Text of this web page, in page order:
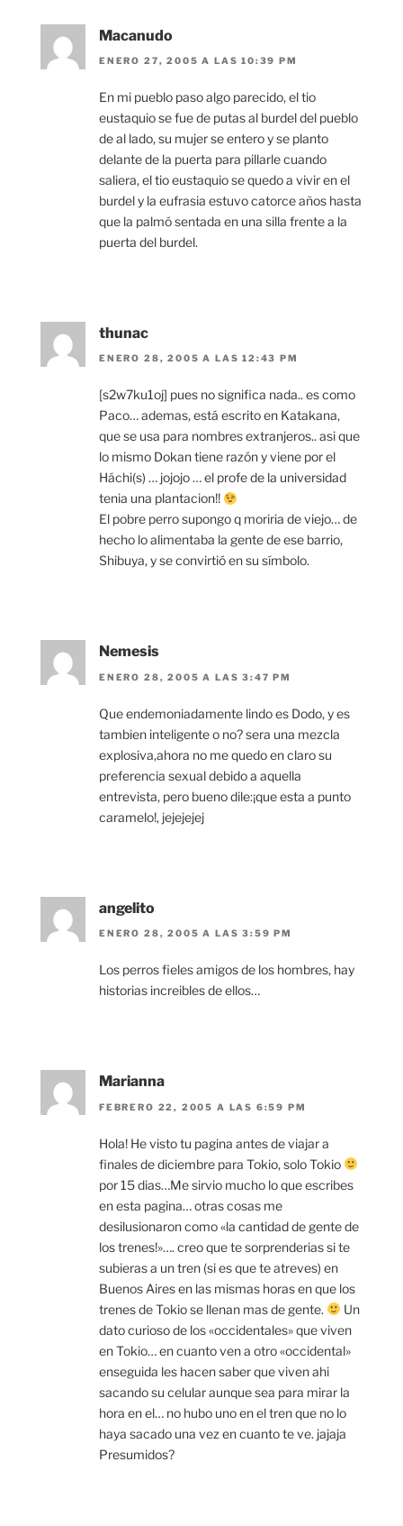
Macanudo
ENERO 27, 2005 A LAS 10:39 PM
En mi pueblo paso algo parecido, el tio
eustaquio se fue de putas al burdel del pueblo
de al lado, su mujer se entero y se planto
delante de la puerta para pillarle cuando
saliera, el tio eustaquio se quedo a vivir en el
burdel y la eufrasia estuvo catorce años hasta
que la palmó sentada en una silla frente a la
puerta del burdel.
thunac
ENERO 28, 2005 A LAS 12:43 PM
[s2w7ku1oj] pues no significa nada.. es como
Paco… ademas, está escrito en Katakana,
que se usa para nombres extranjeros.. asi que
lo mismo Dokan tiene razón y viene por el
Háchi(s) … jojojo … el profe de la universidad
tenia una plantacion!!
El pobre perro supongo q moriria de viejo… de
hecho lo alimentaba la gente de ese barrio,
Shibuya, y se convirtió en su símbolo.
Nemesis
ENERO 28, 2005 A LAS 3:47 PM
Que endemoniadamente lindo es Dodo, y es
tambien inteligente o no? sera una mezcla
explosiva,ahora no me quedo en claro su
preferencia sexual debido a aquella
entrevista, pero bueno dile:¡que esta a punto
caramelo!, jejejejej
angelito
ENERO 28, 2005 A LAS 3:59 PM
Los perros fieles amigos de los hombres, hay
historias increibles de ellos…
Marianna
FEBRERO 22, 2005 A LAS 6:59 PM
Hola! He visto tu pagina antes de viajar a
finales de diciembre para Tokio, solo Tokio
por 15 dias…Me sirvio mucho lo que escribes
en esta pagina… otras cosas me
desilusionaron como «la cantidad de gente de
los trenes!»…. creo que te sorprenderias si te
subieras a un tren (si es que te atreves) en
Buenos Aires en las mismas horas en que los
trenes de Tokio se llenan mas de gente.
Un
dato curioso de los «occidentales» que viven
en Tokio… en cuanto ven a otro «occidental»
enseguida les hacen saber que viven ahi
sacando su celular aunque sea para mirar la
hora en el… no hubo uno en el tren que no lo
haya sacado una vez en cuanto te ve. jajaja
Presumidos?